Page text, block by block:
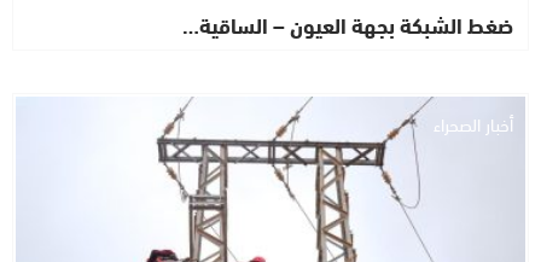
ضغط الشبكة بجهة العيون – الساقية…
أخبار الصحراء